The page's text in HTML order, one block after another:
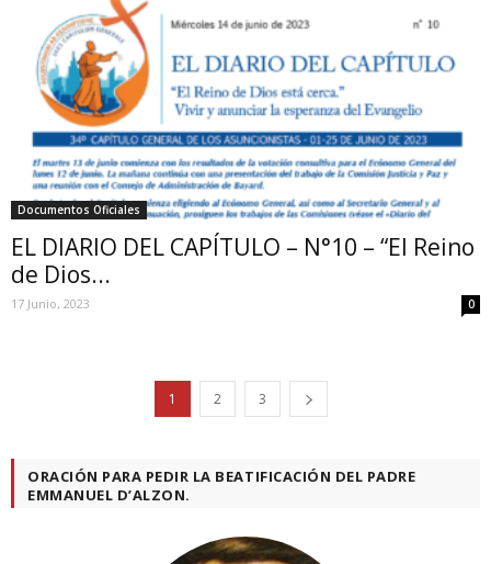
Documentos Oficiales
EL DIARIO DEL CAPÍTULO – N°10 – “El Reino
de Dios...
17 Junio, 2023 0
1 2 3
ORACIÓN PARA PEDIR LA BEATIFICACIÓN DEL PADRE
EMMANUEL D’ALZON.